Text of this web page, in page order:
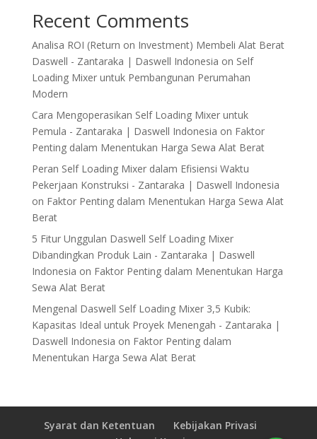
Recent Comments
Analisa ROI (Return on Investment) Membeli Alat Berat
Daswell - Zantaraka | Daswell Indonesia on Self
Loading Mixer untuk Pembangunan Perumahan
Modern
Cara Mengoperasikan Self Loading Mixer untuk
Pemula - Zantaraka | Daswell Indonesia on Faktor
Penting dalam Menentukan Harga Sewa Alat Berat
Peran Self Loading Mixer dalam Efisiensi Waktu
Pekerjaan Konstruksi - Zantaraka | Daswell Indonesia
on Faktor Penting dalam Menentukan Harga Sewa Alat
Berat
5 Fitur Unggulan Daswell Self Loading Mixer
Dibandingkan Produk Lain - Zantaraka | Daswell
Indonesia on Faktor Penting dalam Menentukan Harga
Sewa Alat Berat
Mengenal Daswell Self Loading Mixer 3,5 Kubik:
Kapasitas Ideal untuk Proyek Menengah - Zantaraka |
Daswell Indonesia on Faktor Penting dalam
Menentukan Harga Sewa Alat Berat
Syarat dan Ketentuan
Kebijakan Privasi